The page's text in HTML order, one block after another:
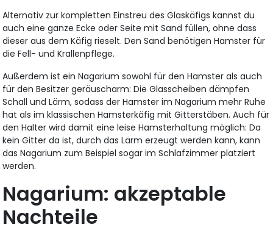
Alternativ zur kompletten Einstreu des Glaskäfigs kannst du
auch eine ganze Ecke oder Seite mit Sand füllen, ohne dass
dieser aus dem Käfig rieselt. Den Sand benötigen Hamster für
die Fell- und Krallenpflege.
Außerdem ist ein Nagarium sowohl für den Hamster als auch
für den Besitzer geräuscharm: Die Glasscheiben dämpfen
Schall und Lärm, sodass der Hamster im Nagarium mehr Ruhe
hat als im klassischen Hamsterkäfig mit Gitterstäben. Auch für
den Halter wird damit eine leise Hamsterhaltung möglich: Da
kein Gitter da ist, durch das Lärm erzeugt werden kann, kann
das Nagarium zum Beispiel sogar im Schlafzimmer platziert
werden.
Nagarium: akzeptable
Nachteile